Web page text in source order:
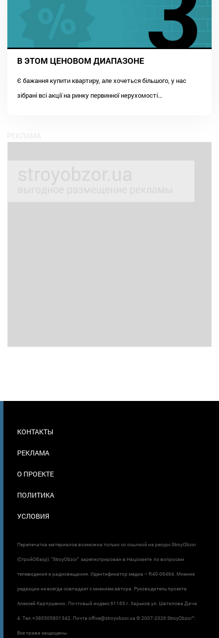
В ЭТОМ ЦЕНОВОМ ДИАПАЗОНЕ
Є бажання купити квартиру, але хочеться більшого, у нас
зібрані всі акції на ринку первинної нерухомості...
В
КОНТАКТЫ
РЕКЛАМА
О ПРОЕКТЕ
ПОЛИТИКА
УСЛОВИЯ
Перепечатка материалов возможна только со ссылкой на ресурс StroyObzor
(СтройОбзор). "StroyObzor" зарегистрирован в Нацсовете по вопросам
телевидения и радиовещания. Идентификатор медиа – R40-06464. Мнение
редакции не всегда совпадает с мнением автора. Руководитель проекта
Алексей Карпушенко. Почтовый индекс 61165 г. Харьков ул. Шатилова Дача
4. Тел.+380505801342. Почта office@stroyobzor.ua © 2007-2026 StroyObzor™.
Все права защищены.